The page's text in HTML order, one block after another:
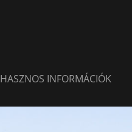
HASZNOS INFORMÁCIÓK